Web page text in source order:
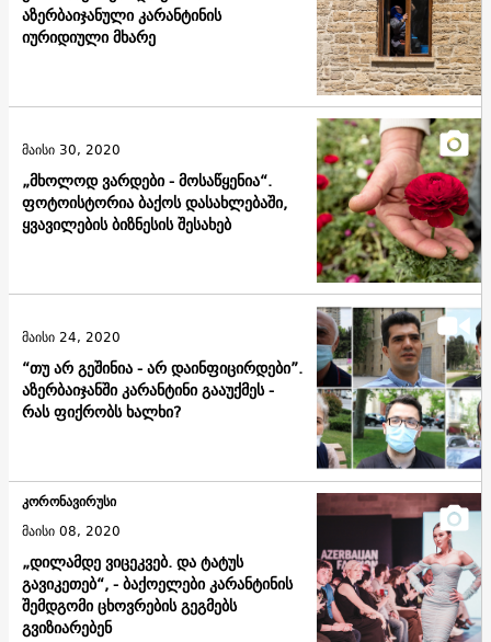
აზერბაიჯანული კარანტინის
იურიდიული მხარე
„მხოლოდ ვარდები - მოსაწყენია“.
ფოტოისტორია ბაქოს დასახლებაში,
ყვავილების ბიზნესის შესახებ
მაისი 30, 2020
“თუ არ გეშინია - არ დაინფიცირდები”.
აზერბაიჯანში კარანტინი გააუქმეს -
რას ფიქრობს ხალხი?
მაისი 24, 2020
„დილამდე ვიცეკვებ. და ტატუს
გავიკეთებ“, - ბაქოელები კარანტინის
შემდგომი ცხოვრების გეგმებს
გვიზიარებენ
კორონავირუსი
მაისი 08, 2020